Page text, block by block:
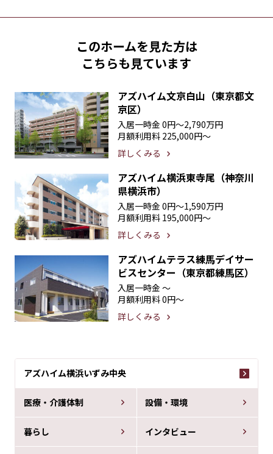
アズハイム横浜いずみ中央
医療・介護体制 設備・環境
暮らし インタビュー
このホームを見た方は
こちらも見ています
アズハイム文京白山（東京都文
京区）
入居一時金 0円〜2,790万円
月額利用料 225,000円〜
詳しくみる
アズハイム横浜東寺尾（神奈川
県横浜市）
入居一時金 0円〜1,590万円
月額利用料 195,000円〜
詳しくみる
アズハイムテラス練馬デイサー
ビスセンター（東京都練馬区）
入居一時金 〜
月額利用料0円〜
詳しくみる